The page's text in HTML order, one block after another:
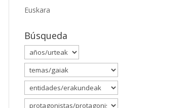
Euskara
Búsqueda